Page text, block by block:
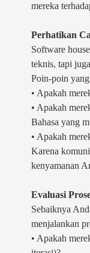
mereka
Perhatikan
Software
teknis, tapi
Poin-poin
• Apakah
• Apakah
Bahasa yang
• Apakah
Karena
kenyamanan
Evaluasi
Sebaiknya
menjalankan
• Apakah